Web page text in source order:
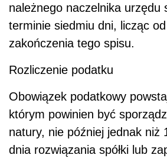
należnego naczelnika urzędu
terminie siedmiu dni, licząc
zakończenia tego spisu.
Rozliczenie podatku
Obowiązek podatkowy
którym powinien być
natury, nie później jednak niż
dnia rozwiązania spółki lub